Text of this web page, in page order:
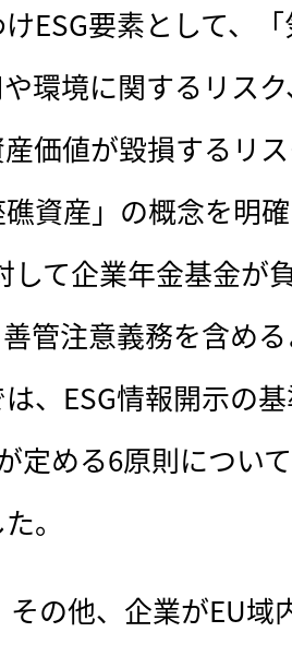
ESG要素として、
環境に関するリス
価値が毀損するリ
資産」の概念を明
して企業年金基金が
管注意義務を含め
、ESG情報開示の
定める6原則につい
。
の他、企業がEU域